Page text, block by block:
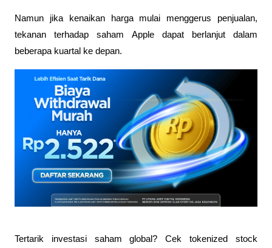
Namun jika kenaikan harga mulai menggerus penjualan,
tekanan terhadap saham Apple dapat berlanjut dalam
beberapa kuartal ke depan.
Tertarik investasi saham global? Cek tokenized stock